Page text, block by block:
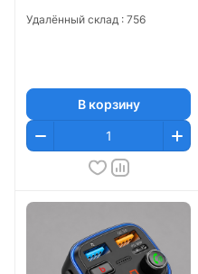
Удалённый склад : 756
В корзину